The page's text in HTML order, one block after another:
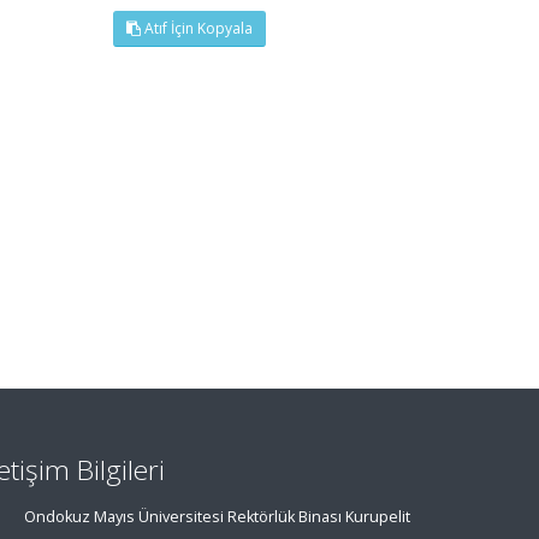
Atıf İçin Kopyala
Bilgileri
Ondokuz Mayıs Üniversitesi Rektörlük Binası Kurupelit